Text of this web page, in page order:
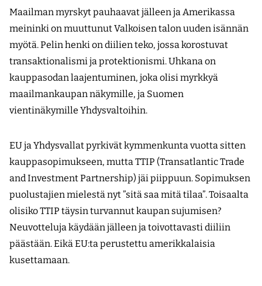
Maailman myrskyt pauhaavat jälleen ja Amerikassa
meininki on muuttunut Valkoisen talon uuden isännän
myötä. Pelin henki on diilien teko, jossa korostuvat
transaktionalismi ja protektionismi. Uhkana on
kauppasodan laajentuminen, joka olisi myrkkyä
maailmankaupan näkymille, ja Suomen
vientinäkymille Yhdysvaltoihin.
EU ja Yhdysvallat pyrkivät kymmenkunta vuotta sitten
kauppasopimukseen, mutta TTIP (Transatlantic Trade
and Investment Partnership) jäi piippuun. Sopimuksen
puolustajien mielestä nyt ”sitä saa mitä tilaa”. Toisaalta
olisiko TTIP täysin turvannut kaupan sujumisen?
Neuvotteluja käydään jälleen ja toivottavasti diiliin
päästään. Eikä EU:ta perustettu amerikkalaisia
kusettamaan.